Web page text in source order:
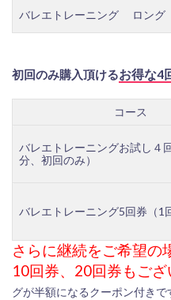
バレエトレーニング ロング
初回のみ購入頂けるお得な4
コース
バレエトレーニングお試し４
分、初回のみ）
バレエトレーニング5回券（1
さらに継続をご希望の
10回券、20回券もござ
グが半額になるクーポン付きで